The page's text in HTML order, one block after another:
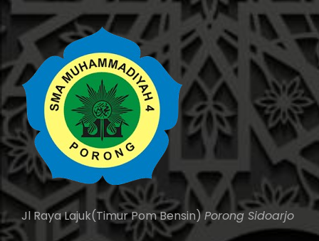
Jl Raya Lajuk(Timur Pom Bensin)Porong Sidoarjo